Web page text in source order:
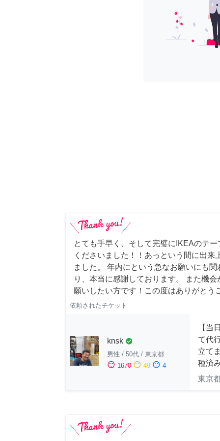
とても手早く、そして完璧にIKEAのテ
くださいました！！あっという間に出来
ました。 年内にという急なお願いにも
り、本当に感謝しております。 また機
願いしたい方です！この度はありがとう
依頼されたチケット
knsk check_circle
男性 / 50代 / 東京都
sentiment_satisfied 1670 sentiment_neutral 49 sentiment_dissatisfied 4
【当
て代
立て
種済
東京